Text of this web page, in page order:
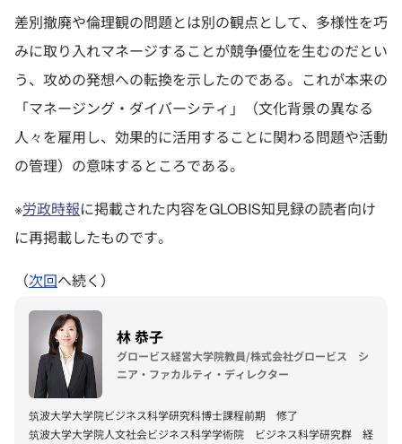
差別撤廃や倫理観の問題とは別の観点として、多様性を巧
みに取り入れマネージすることが競争優位を生むのだとい
う、攻めの発想への転換を示したのである。これが本来の
「マネージング・ダイバーシティ」（文化背景の異なる
人々を雇用し、効果的に活用することに関わる問題や活動
の管理）の意味するところである。
※労政時報に掲載された内容をGLOBIS知見録の読者向け
に再掲載したものです。
（次回へ続く）
林 恭子
グロービス経営大学院教員/株式会社グロービス シ
ニア・ファカルティ・ディレクター
筑波大学大学院ビジネス科学研究科博士課程前期 修了
筑波大学大学院人文社会ビジネス科学学術院 ビジネス科学研究群 経